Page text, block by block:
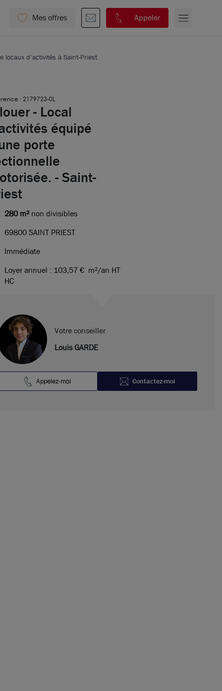
Mes offres Appeler
locaux d’activités à Saint-Priest
: 2179723-0L
- Local
équipé
porte
- Saint-
280 m² non divisibles
69800 SAINT PRIEST
Immédiate
Loyer annuel : 103,57 € m²/an HT
HC
Votre conseiller
Louis GARDE
Appelez-moi Contactez-moi